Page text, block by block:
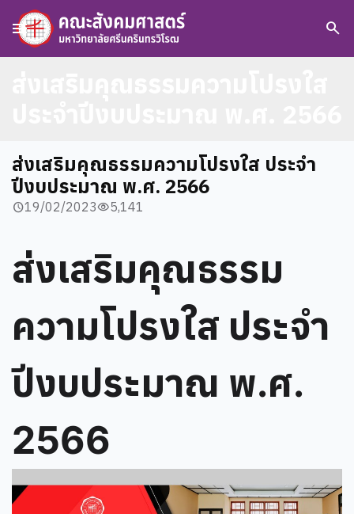
menu search
ส่งเสริมคุณธรรมความโปรงใส ประจำ
ปีงบประมาณ พ.ศ. 2566
schedule19/02/2023visibility5,141
ส่งเสริมคุณธรรม
ความโปรงใส ประจำ
ปีงบประมาณ พ.ศ.
2566